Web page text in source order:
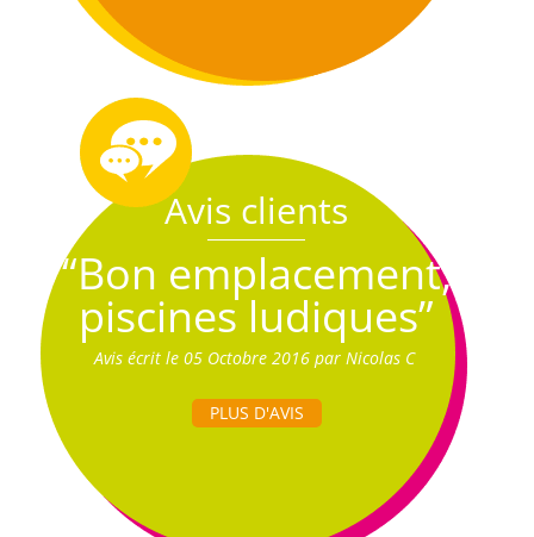
Avis clients
“Bon emplacement,
piscines ludiques”
Avis écrit le 05 Octobre 2016 par Nicolas C
PLUS D'AVIS